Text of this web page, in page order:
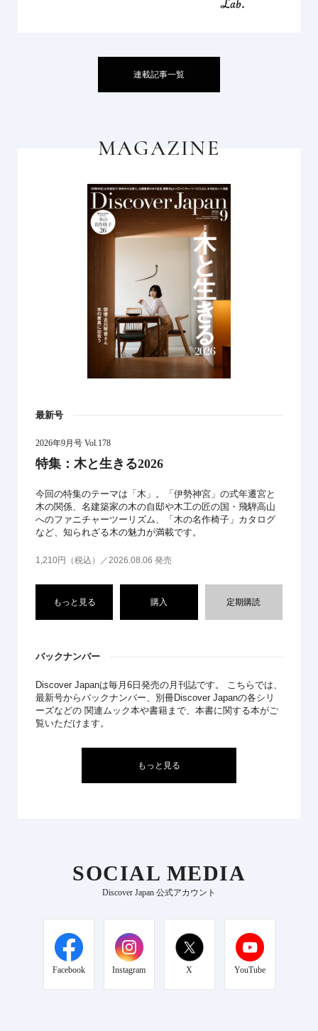
連載記事一覧
MAGAZINE
最新号
2026年9月号 Vol.178
特集：木と生きる2026
今回の特集のテーマは「木」。「伊勢神宮」の式年遷宮と
木の関係、名建築家の木の自邸や木工の匠の国・飛騨高山
へのファニチャーツーリズム、「木の名作椅子」カタログ
など、知られざる木の魅力が満載です。
1,210円（税込）／2026.08.06 発売
もっと見る 購入 定期購読
バックナンバー
Discover Japanは毎月6日発売の月刊誌です。 こちらでは、
最新号からバックナンバー、別冊Discover Japanの各シリ
ーズなどの 関連ムック本や書籍まで、本書に関する本がご
覧いただけます。
もっと見る
SOCIAL MEDIA
Discover Japan 公式アカウント
Facebook Instagram X YouTube